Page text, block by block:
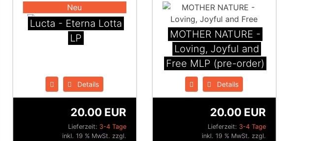
Neu
Lucta - Eterna Lotta
LP
Details
Lieferzeit: 3-4 Tage
20.00 EUR
inkl. 19 % MwSt. zzgl.
MOTHER NATURE -
Loving, Joyful and
Free MLP (pre-order)
Details
Lieferzeit: 3-4 Tage
20.00 EUR
inkl. 19 % MwSt. zzgl.